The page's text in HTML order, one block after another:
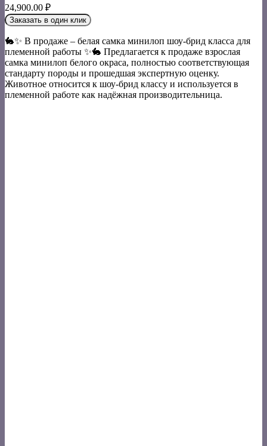
24,900.00 ₽
Заказать в один клик
🐇✨ В продаже – белая самка минилоп шоу-брид класса для
племенной работы ✨🐇 Предлагается к продаже взрослая
самка минилоп белого окраса, полностью соответствующая
стандарту породы и прошедшая экспертную оценку.
Животное относится к шоу-брид классу и используется в
племенной работе как надёжная производительница.